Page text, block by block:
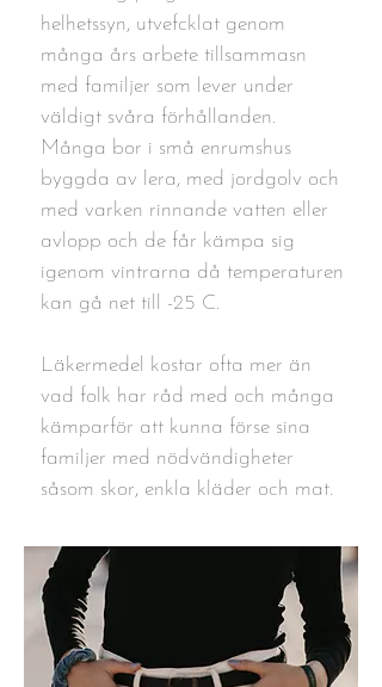
helhetssyn, utvefcklat genom
många års arbete tillsammasn
med familjer som lever under
väldigt svåra förhållanden.
Många bor i små enrumshus
byggda av lera, med jordgolv och
med varken rinnande vatten eller
avlopp och de får kämpa sig
igenom vintrarna då temperaturen
kan gå net till -25 C.
Läkermedel kostar ofta mer än
vad folk har råd med och många
kämparför att kunna förse sina
familjer med nödvändigheter
såsom skor, enkla kläder och mat.